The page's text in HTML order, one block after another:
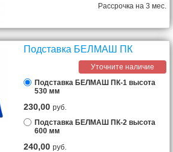
Рассрочка на 3 мес.
Подставка БЕЛМАШ ПК
Уточните наличие
Подставка БЕЛМАШ ПК-1 высота
530 мм
230,00руб.
Подставка БЕЛМАШ ПК-2 высота
600 мм
240,00руб.